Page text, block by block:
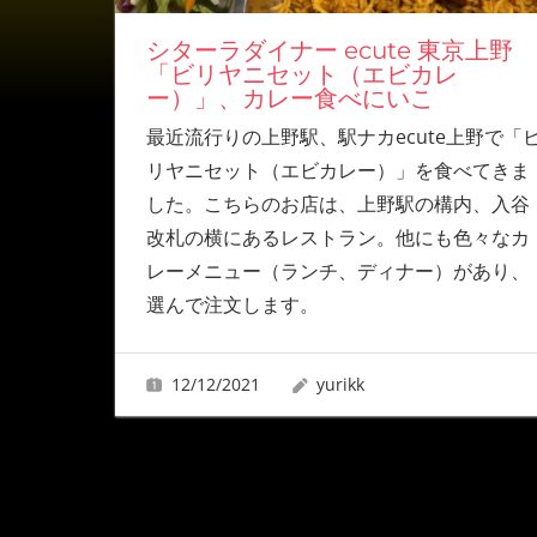
シターラダイナー ecute 東京上野
「ビリヤニセット（エビカレ
ー）」、カレー食べにいこ
最近流行りの上野駅、駅ナカecute上野で「
リヤニセット（エビカレー）」を食べてきま
した。こちらのお店は、上野駅の構内、入谷
改札の横にあるレストラン。他にも色々なカ
レーメニュー（ランチ、ディナー）があり、
選んで注文します。
12/12/2021 yurikk